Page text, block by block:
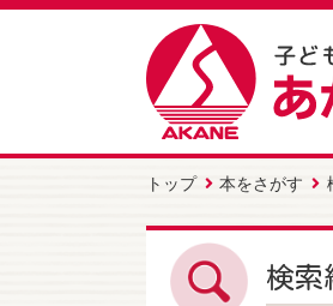
トップ 本をさがす
検索